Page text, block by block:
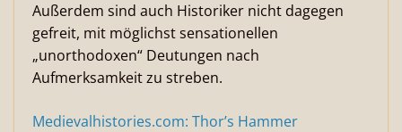
Außerdem sind auch Historiker nicht dagegen
gefreit, mit möglichst sensationellen
„unorthodoxen“ Deutungen nach
Aufmerksamkeit zu streben.
Medievalhistories.com: Thor’s Hammer